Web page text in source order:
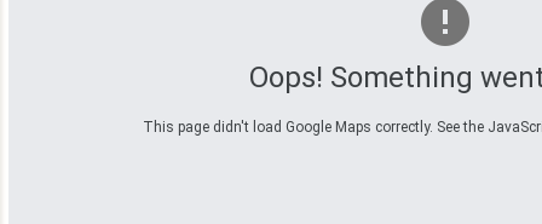
Oops! Something
This page didn't load Google Maps correctly. See the